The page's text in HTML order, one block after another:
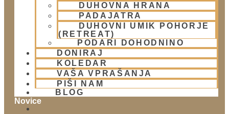
DUHOVNA HRANA
PADAJATRA
DUHOVNI UMIK POHORJE
(RETREAT)
PODARI DOHODNINO
DONIRAJ
KOLEDAR
VAŠA VPRAŠANJA
PIŠI NAM
BLOG
Obišči nas
Lokacija
Urnik templja
Nedeljsko srečanje
Parkiranje
Politika zasebnosti
Novice